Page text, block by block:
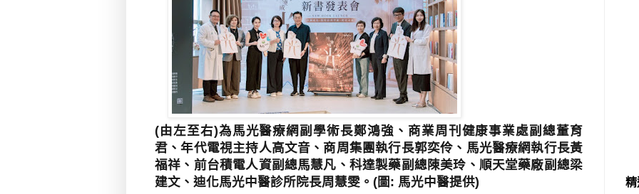
(由左至右)為馬光醫療網副學術長鄭鴻強、商業周刊健康事業處副總董育
君、年代電視主持人高文音、商周集團執行長郭奕伶、馬光醫療網執行長黃
福祥、前台積電人資副總馬慧凡、科達製藥副總陳美玲、順天堂藥廠副總梁
建文、迪化馬光中醫診所院長周慧雯。(圖: 馬光中醫提供)
精